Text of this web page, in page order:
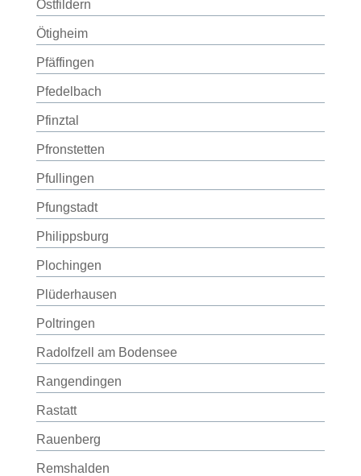
Ostfildern
Ötigheim
Pfäffingen
Pfedelbach
Pfinztal
Pfronstetten
Pfullingen
Pfungstadt
Philippsburg
Plochingen
Plüderhausen
Poltringen
Radolfzell am Bodensee
Rangendingen
Rastatt
Rauenberg
Remshalden